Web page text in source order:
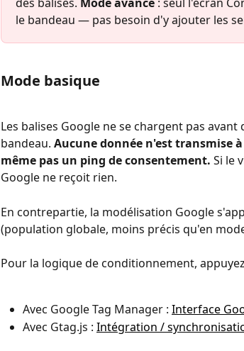
le bandeau — pas besoin d'y ajouter les
Mode basique
Les balises Google ne se chargent pas
bandeau. Aucune donnée n'est transmise
même pas un ping de consentement. Si le
Google ne reçoit rien.
En contrepartie, la modélisation Google
(population globale, moins précis qu'en
Pour la logique de conditionnement,
Avec Google Tag Manager : Interface
Avec Gtag.js : Intégration /